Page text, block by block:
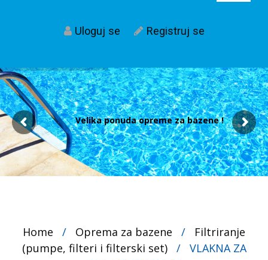
Uloguj se Registruj se
Velika ponuda opreme za bazene !
Home / Oprema za bazene /
Filtriranje
(pumpe, filteri i filterski set)
/
VLAKNA ZA